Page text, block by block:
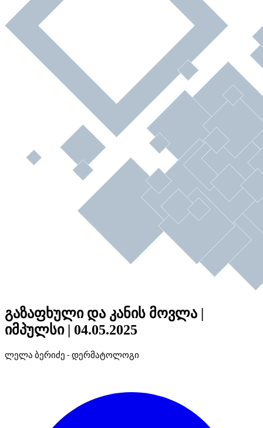
გაზაფხული და კანის მოვლა |
იმპულსი | 04.05.2025
ლელა ბერიძე - დერმატოლოგი